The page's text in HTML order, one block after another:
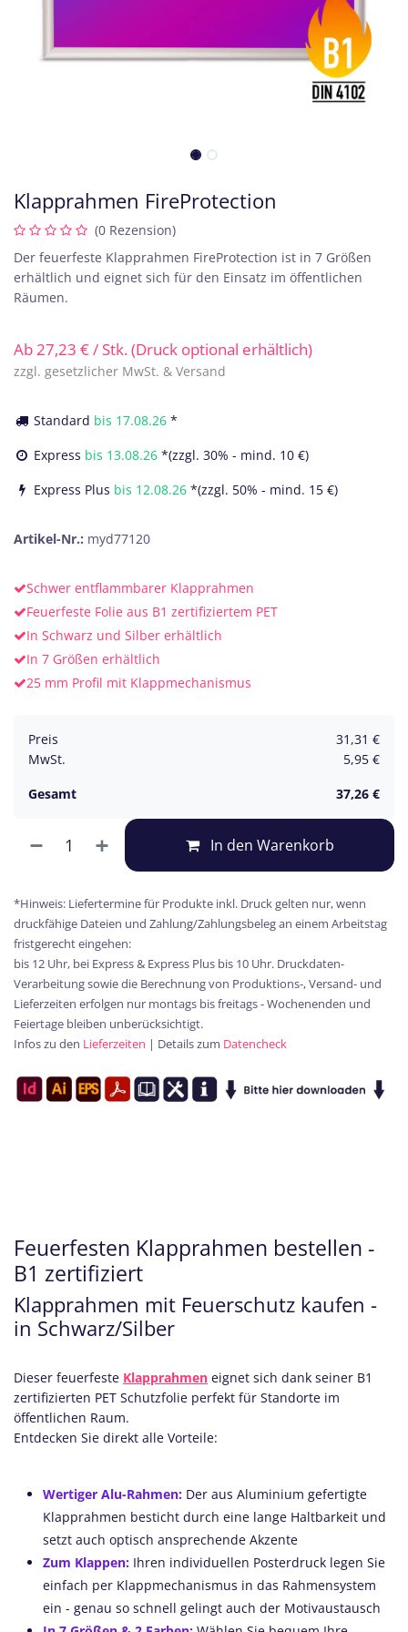
Klapprahmen FireProtection
(0 Rezension)
Der feuerfeste Klapprahmen FireProtection ist in 7 Größen
erhältlich und eignet sich für den Einsatz im öffentlichen
Räumen.
Ab27,23 €/ Stk. (Druck optional erhältlich)
zzgl. gesetzlicher MwSt. & Versand
Standard bis 17.08.26 *
Express bis 13.08.26 *(zzgl. 30% - mind. 10 €)
Express Plus bis 12.08.26 *(zzgl. 50% - mind. 15 €)
Artikel-Nr.: myd77120
Schwer entflammbarer Klapprahmen
Feuerfeste Folie aus B1 zertifiziertem PET
In Schwarz und Silber erhältlich
In 7 Größen erhältlich
25 mm Profil mit Klappmechanismus
Preis 31,31 €
MwSt.
5,95 €
Gesamt
37,26 €
In den Warenkorb
*Hinweis: Liefertermine für Produkte inkl. Druck gelten nur, wenn
druckfähige Dateien und Zahlung/Zahlungsbeleg an einem Arbeitstag
fristgerecht eingehen:
bis 12 Uhr, bei Express & Express Plus bis 10 Uhr. Druckdaten-
Verarbeitung sowie die Berechnung von Produktions-, Versand- und
Lieferzeiten erfolgen nur montags bis freitags - Wochenenden und
Feiertage bleiben unberücksichtigt.
Infos zu den Lieferzeiten | Details zum Datencheck
Feuerfesten Klapprahmen bestellen -
B1 zertifiziert
Klapprahmen mit Feuerschutz kaufen -
in Schwarz/Silber
Dieser feuerfeste Klapprahmen eignet sich dank seiner B1
zertifizierten PET Schutzfolie perfekt für Standorte im
öffentlichen Raum.
Entdecken Sie direkt alle Vorteile:
Wertiger Alu-Rahmen: Der aus Aluminium gefertigte
Klapprahmen besticht durch eine lange Haltbarkeit und
setzt auch optisch ansprechende Akzente
Zum Klappen: Ihren individuellen Posterdruck legen Sie
einfach per Klappmechanismus in das Rahmensystem
ein - genau so schnell gelingt auch der Motivaustausch